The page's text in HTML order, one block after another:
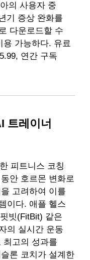
의 사용자 중
기 증상 완화를
다운로드할 수
용 가능하다. 유료
연간 구독
트레이너
피트니스 코칭
안 호르몬 변화로
고려하여 이를
이다. 애플 헬스
빗(FitBit) 같은
의 실시간 운동
최고의 성과를
론 코치가 설계한